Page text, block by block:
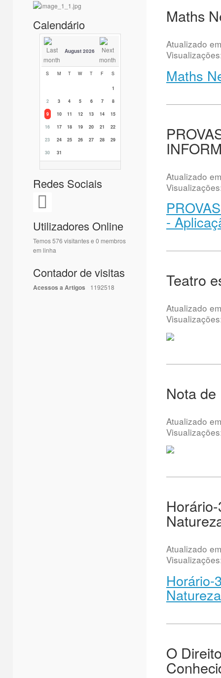
Calendário
August 2026
S M T W T F S
1
2
3 4 5 6 7
8
9
10 11 12 13 14
15
16
17 18 19 20 21
22
23
24 25 26 27 28
29
30
31
Redes Sociais
Utilizadores Online
Temos 576 visitantes e 0 membros
em linha
Contador de visitas
Acessos a Artigos 1192518
Maths
Atualizado
Maths
Atualizado
-
Teatro
Atualizado
Nota de
Atualizado
Atualizado
Horário-
Natureza
O